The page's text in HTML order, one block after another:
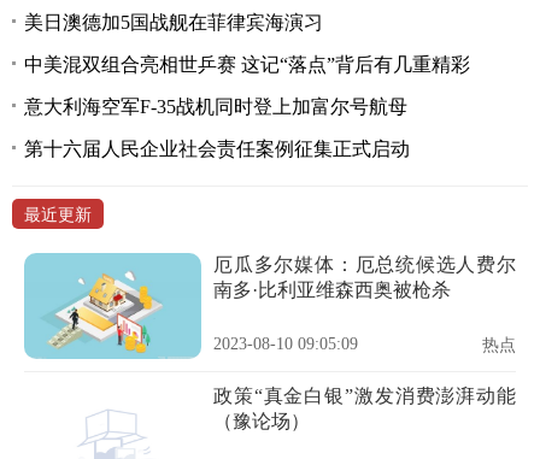
美日澳德加5国战舰在菲律宾海演习
中美混双组合亮相世乒赛 这记“落点”背后有几重精彩
意大利海空军F-35战机同时登上加富尔号航母
第十六届人民企业社会责任案例征集正式启动
最近更新
厄瓜多尔媒体：厄总统候选人费尔
南多·比利亚维森西奥被枪杀
2023-08-10 09:05:09 热点
政策“真金白银”激发消费澎湃动能
（豫论场）